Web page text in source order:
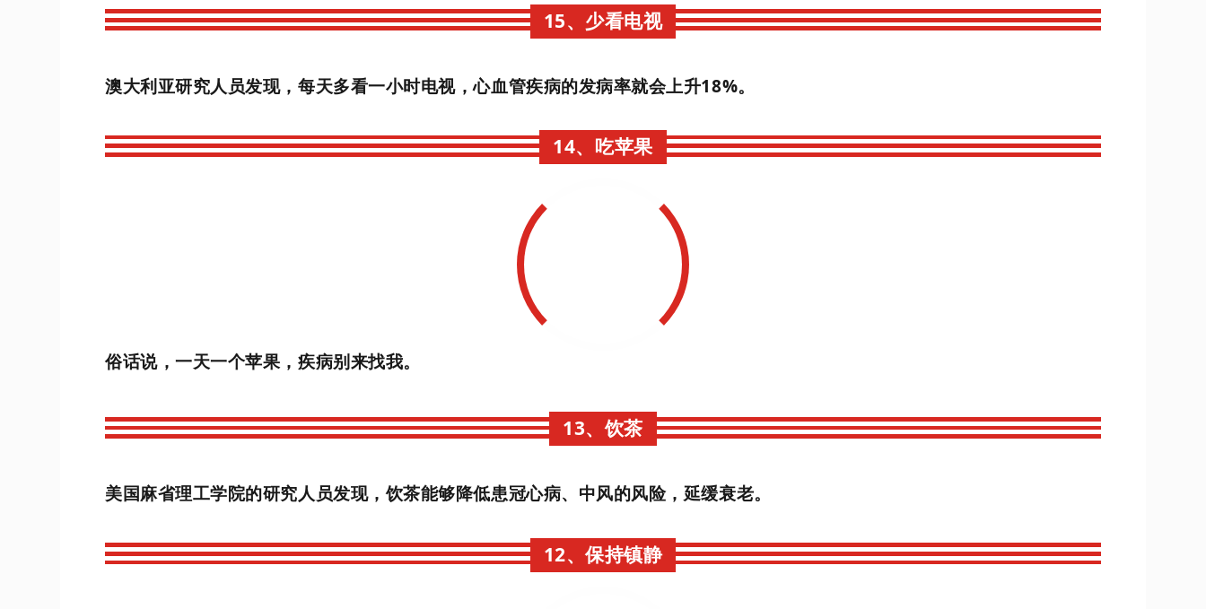
15、少看电视
澳大利亚研究人员发现，每天多看一小时电视，心血管疾病的发病率就会上升18%。
14、吃苹果
俗话说，一天一个苹果，疾病别来找我。
13、饮茶
美国麻省理工学院的研究人员发现，饮茶能够降低患冠心病、中风的风险，延缓衰老。
12、保持镇静